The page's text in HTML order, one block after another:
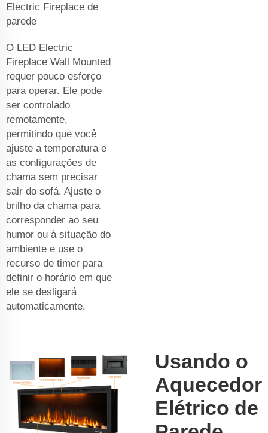
Electric Fireplace de
parede
O LED Electric
Fireplace Wall Mounted
requer pouco esforço
para operar. Ele pode
ser controlado
remotamente,
permitindo que você
ajuste a temperatura e
as configurações de
chama sem precisar
sair do sofá. Ajuste o
brilho da chama para
corresponder ao seu
humor ou à situação do
ambiente e use o
recurso de timer para
definir o horário em que
ele se desligará
automaticamente.
Usando o
Aquecedor
Elétrico de